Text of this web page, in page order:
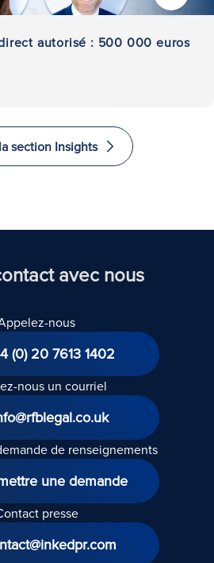
autorisé : 500 000 euros
section Insights
avec nous
nous
(0) 20 7613 1402
nous un courriel
de renseignements
une demande
presse